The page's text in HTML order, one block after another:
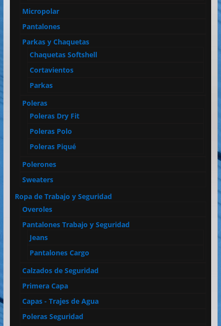
Micropolar
Pantalones
Parkas y Chaquetas
Chaquetas Softshell
Cortavientos
Parkas
Poleras
Poleras Dry Fit
Poleras Polo
Poleras Piqué
Polerones
Sweaters
Ropa de Trabajo y Seguridad
Overoles
Pantalones Trabajo y Seguridad
Jeans
Pantalones Cargo
Calzados de Seguridad
Primera Capa
Capas - Trajes de Agua
Poleras Seguridad